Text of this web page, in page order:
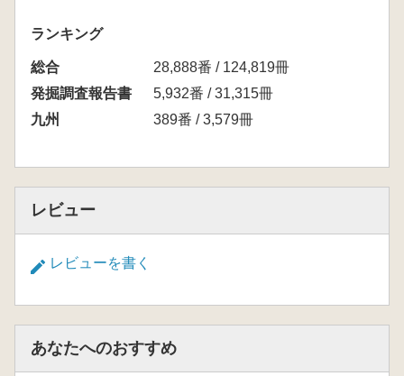
ランキング
総合
28,888番 / 124,819冊
発掘調査報告書
5,932番 / 31,315冊
九州
389番 / 3,579冊
レビュー
レビューを書く
あなたへのおすすめ